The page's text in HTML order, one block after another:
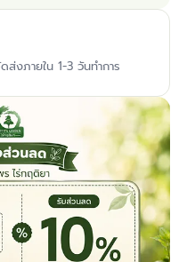
งภายใน 1-3 วันทำการ